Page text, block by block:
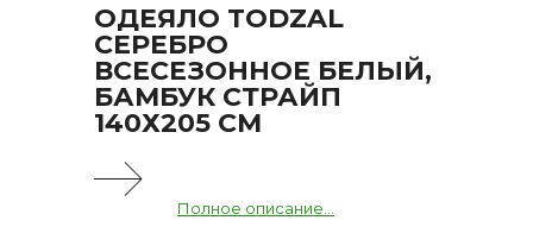
ОДЕЯЛО TODZAL
СЕРЕБРО
ВСЕСЕЗОННОЕ БЕЛЫЙ,
БАМБУК СТРАЙП
140Х205 СМ
Полное описание...